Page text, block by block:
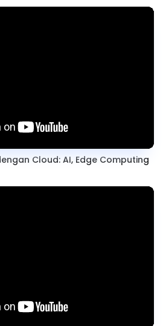
Cloud: AI, Edge Computing